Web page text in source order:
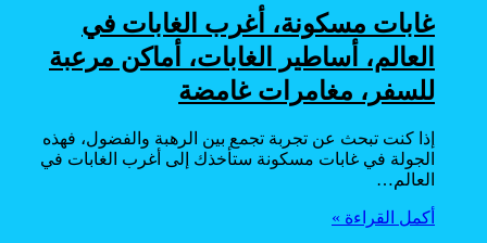
غابات مسكونة، أغرب الغابات في
العالم، أساطير الغابات، أماكن مرعبة
للسفر، مغامرات غامضة
إذا كنت تبحث عن تجربة تجمع بين الرهبة والفضول، فهذه
الجولة في غابات مسكونة ستأخذك إلى أغرب الغابات في
العالم…
أكمل القراءة »